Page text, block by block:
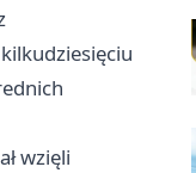
wzięli